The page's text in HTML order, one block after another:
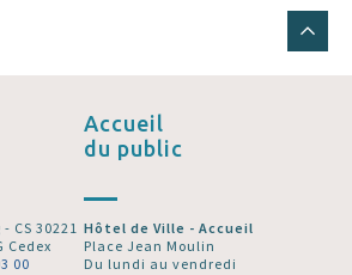
CS 30221
Cedex
00
Accueil
du public
Hôtel de Ville - Accueil
Place Jean Moulin
Du lundi au vendredi